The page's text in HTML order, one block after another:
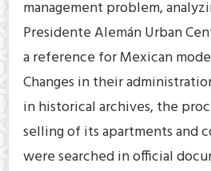
management problem,
Presidente Alemán Urban
a reference for Mexican
Changes in their
in historical archives, the
selling of its apartments and
were searched in official